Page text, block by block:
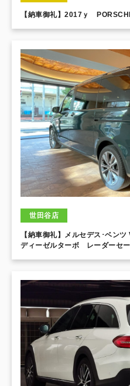
【納車御礼】2017ｙ
世田谷店
【納車御礼】メルセデス･ベン
ディーゼルターボ レーダーセ